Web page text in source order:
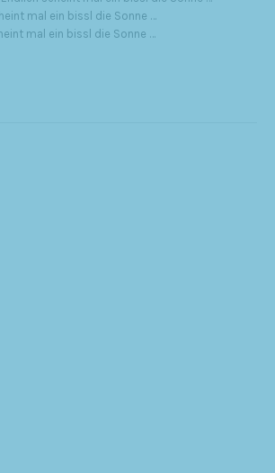
mal ein bissl die Sonne …
mal ein bissl die Sonne …